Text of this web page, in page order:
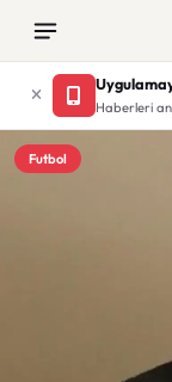
Haberleri
Futbol